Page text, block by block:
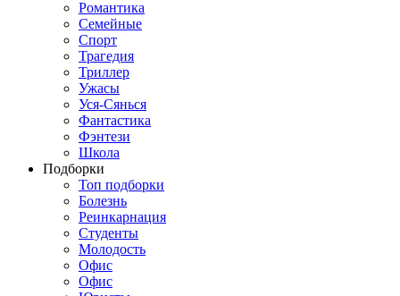
Романтика
Семейные
Спорт
Трагедия
Триллер
Ужасы
Уся-Сянься
Фантастика
Фэнтези
Школа
Подборки
Топ подборки
Болезнь
Реинкарнация
Студенты
Молодость
Офис
Офис